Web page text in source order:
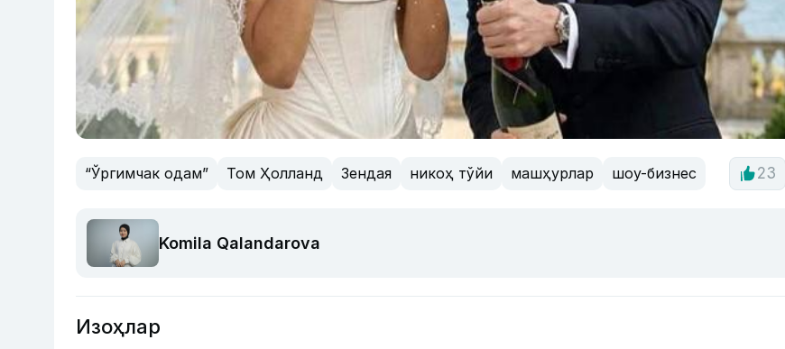
“Ўргимчак одам” Том Ҳолланд Зендая никоҳ тўйи машҳурлар шоу-бизнес 23
Komila Qalandarova
Изоҳлар